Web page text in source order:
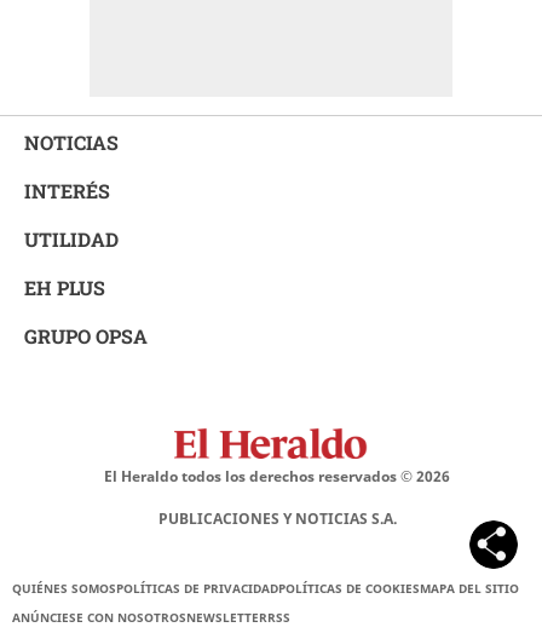
NOTICIAS
INTERÉS
UTILIDAD
EH PLUS
GRUPO OPSA
El Heraldo todos los derechos reservados ©2026
PUBLICACIONES Y NOTICIAS S.A.
QUIÉNES SOMOSPOLÍTICAS DE PRIVACIDADPOLÍTICAS DE COOKIESMAPA DEL SITIO
ANÚNCIESE CON NOSOTROSNEWSLETTERRSS